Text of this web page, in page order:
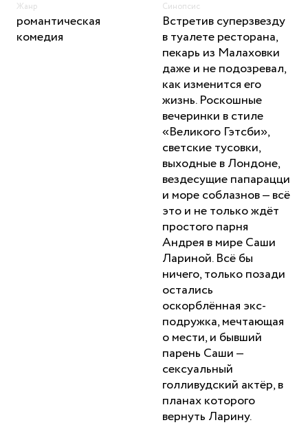
Жанр
романтическая
комедия
Синопсис
Встретив суперзвезду
в туалете ресторана,
пекарь из Малаховки
даже и не подозревал,
как изменится его
жизнь. Роскошные
вечеринки в стиле
«Великого Гэтсби»,
светские тусовки,
выходные в Лондоне,
вездесущие папарацци
и море соблазнов – всё
это и не только ждёт
простого парня
Андрея в мире Саши
Лариной. Всё бы
ничего, только позади
остались
оскорблённая экс-
подружка, мечтающая
о мести, и бывший
парень Саши –
сексуальный
голливудский актёр, в
планах которого
вернуть Ларину.